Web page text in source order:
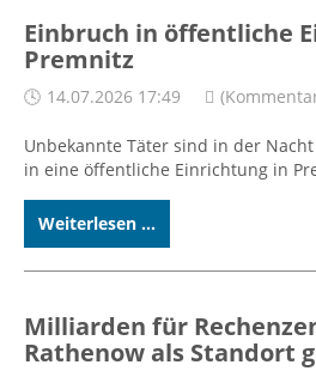
Einbruch in öffentliche
Premnitz
14.07.2026 17:49
Unbekannte Täter sind in der
in eine öffentliche Einrichtung in
Weiterlesen ...
Milliarden für
Rathenow als Standort